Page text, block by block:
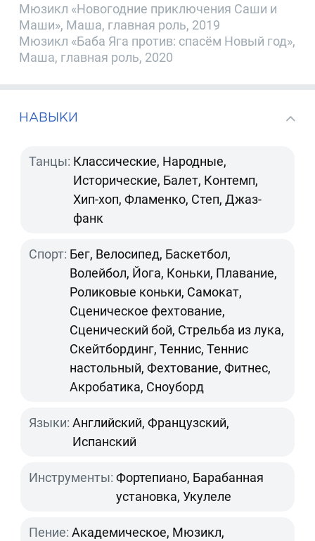
Мюзикл «Новогодние приключения Саши и
Маши», Маша, главная роль, 2019
Мюзикл «Баба Яга против: спасём Новый год»,
Маша, главная роль, 2020
НАВЫКИ
Танцы: Классические, Народные,
Исторические, Балет, Контемп,
Хип-хоп, Фламенко, Степ, Джаз-
фанк
Спорт: Бег, Велосипед, Баскетбол,
Волейбол, Йога, Коньки, Плавание,
Роликовые коньки, Самокат,
Сценическое фехтование,
Сценический бой, Стрельба из лука,
Скейтбординг, Теннис, Теннис
настольный, Фехтование, Фитнес,
Акробатика, Сноуборд
Языки: Английский, Французский,
Испанский
Инструменты: Фортепиано, Барабанная
установка, Укулеле
Пение: Академическое, Мюзикл,